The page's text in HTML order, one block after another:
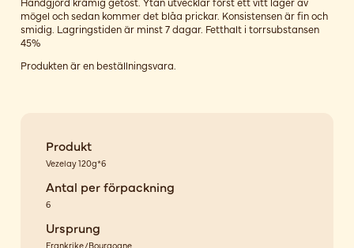
mögel och sedan kommer det blåa prickar. Konsistensen är fin och
smidig. Lagringstiden är minst 7 dagar. Fetthalt i torrsubstansen
45%
Produkten är en beställningsvara.
Produkt
Vezelay 120g*6
Antal per förpackning
6
Ursprung
Frankrike/Bourgogne